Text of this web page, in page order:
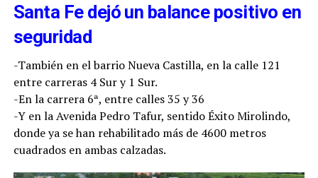
Santa Fe dejó un balance positivo en
seguridad
-También en el barrio Nueva Castilla, en la calle 121
entre carreras 4 Sur y 1 Sur.
-En la carrera 6ª, entre calles 35 y 36
-Y en la Avenida Pedro Tafur, sentido Éxito Mirolindo,
donde ya se han rehabilitado más de 4600 metros
cuadrados en ambas calzadas.